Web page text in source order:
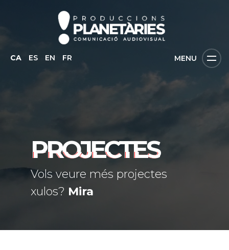
CA ES EN FR MENU
PROJECTES
Vols veure més projectes
xulos? Mira